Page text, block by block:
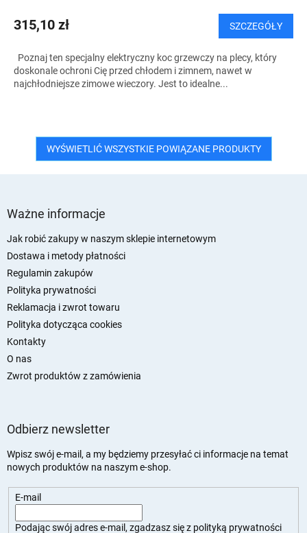
315,10 zł SZCZEGÓŁY
Poznaj ten specjalny elektryczny koc grzewczy na plecy, który
doskonale ochroni Cię przed chłodem i zimnem, nawet w
najchłodniejsze zimowe wieczory. Jest to idealne...
WYŚWIETLIĆ WSZYSTKIE POWIĄZANE PRODUKTY
Ważne informacje
Jak robić zakupy w naszym sklepie internetowym
Dostawa i metody płatności
Regulamin zakupów
Polityka prywatności
Reklamacja i zwrot towaru
Polityka dotycząca cookies
Kontakty
O nas
Zwrot produktów z zamówienia
Odbierz newsletter
Wpisz swój e-mail, a my będziemy przesyłać ci informacje na temat
nowych produktów na naszym e-shop.
E-mail
Podając swój adres e-mail, zgadzasz się z polityką prywatności